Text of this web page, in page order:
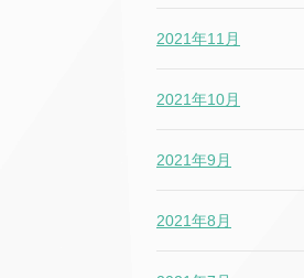
2021年11月
2021年10月
2021年9月
2021年8月